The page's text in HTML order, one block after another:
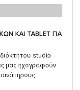
ΚΑΙ TABLET ΓΙΑ
studio
μας ηχογραφούν